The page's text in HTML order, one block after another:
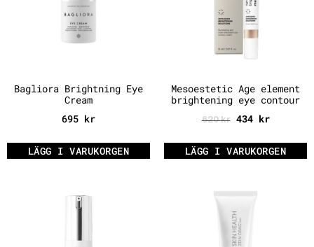
Bagliora Brightning Eye
Cream
695 kr
LÄGG I VARUKORGEN
Mesoestetic Age element
brightening eye contour
620kr 434 kr
LÄGG I VARUKORGEN